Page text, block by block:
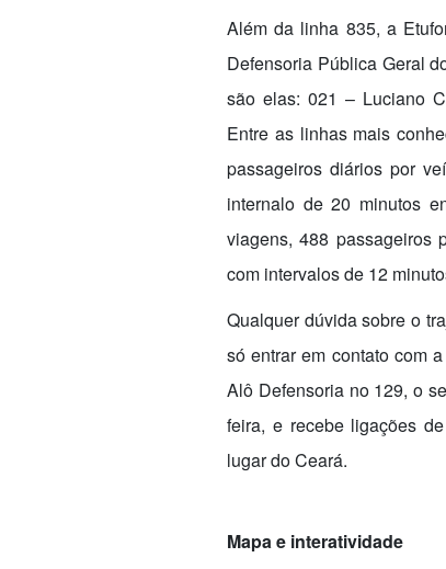
Além da linha 835, a
Defensoria Pública Geral
são elas: 021 – Luciano
Entre as linhas mais
passageiros diários por
internalo de 20 minutos
viagens, 488 passageiros
com intervalos de 12
Qualquer dúvida sobre o
só entrar em contato com
Alô Defensoria no 129, o
feira, e recebe ligações
lugar do Ceará.
Mapa e interatividade